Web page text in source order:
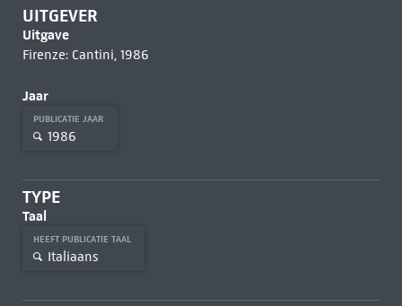
UITGEVER
Uitgave
Firenze: Cantini, 1986
Jaar
PUBLICATIE JAAR
1986
TYPE
Taal
HEEFT PUBLICATIE TAAL
Italiaans